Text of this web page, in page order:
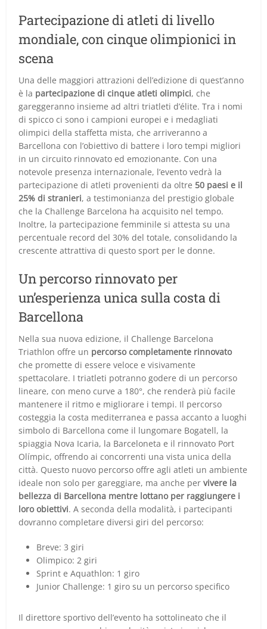
Partecipazione di atleti di livello
mondiale, con cinque olimpionici in
scena
Una delle maggiori attrazioni dell’edizione di quest’anno
è la partecipazione di cinque atleti olimpici, che
gareggeranno insieme ad altri triatleti d’élite. Tra i nomi
di spicco ci sono i campioni europei e i medagliati
olimpici della staffetta mista, che arriveranno a
Barcellona con l’obiettivo di battere i loro tempi migliori
in un circuito rinnovato ed emozionante. Con una
notevole presenza internazionale, l’evento vedrà la
partecipazione di atleti provenienti da oltre 50 paesi e il
25% di stranieri, a testimonianza del prestigio globale
che la Challenge Barcelona ha acquisito nel tempo.
Inoltre, la partecipazione femminile si attesta su una
percentuale record del 30% del totale, consolidando la
crescente attrattiva di questo sport per le donne.
Un percorso rinnovato per
un’esperienza unica sulla costa di
Barcellona
Nella sua nuova edizione, il Challenge Barcelona
Triathlon offre un percorso completamente rinnovato
che promette di essere veloce e visivamente
spettacolare. I triatleti potranno godere di un percorso
lineare, con meno curve a 180°, che renderà più facile
mantenere il ritmo e migliorare i tempi. Il percorso
costeggia la costa mediterranea e passa accanto a luoghi
simbolo di Barcellona come il lungomare Bogatell, la
spiaggia Nova Icaria, la Barceloneta e il rinnovato Port
Olímpic, offrendo ai concorrenti una vista unica della
città. Questo nuovo percorso offre agli atleti un ambiente
ideale non solo per gareggiare, ma anche pervivere la
bellezza di Barcellona mentre lottano per raggiungere i
loro obiettivi. A seconda della modalità, i partecipanti
dovranno completare diversi giri del percorso:
Breve: 3 giri
Olimpico: 2 giri
Sprint e Aquathlon: 1 giro
Junior Challenge: 1 giro su un percorso specifico
Il direttore sportivo dell’evento ha sottolineato che il